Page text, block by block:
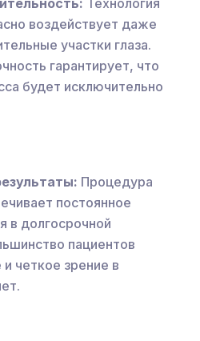
Технология
воздействует даже
участки глаза.
гарантирует, что
будет исключительно
Процедура
постоянное
в долгосрочной
пациентов
четкое зрение в